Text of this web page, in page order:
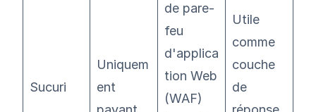
Sucuri
Uniquem
ent
de pare-
feu
d'applica
tion Web
(WAF)
Utile
comme
couche
de